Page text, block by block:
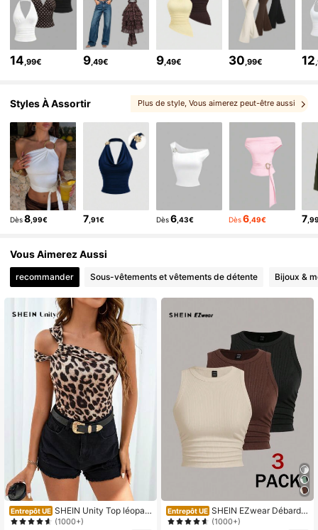
4,77 1.5M Suiveurs
1.5M Suiveurs
4,77 1.5M Suiveurs
4,77
14,99€ 9,49€ 9,49€ 30,99€ 12
Styles À Assortir Plus de style, Vous aimerez peut-être aussi
Dès8 ,99€ 7 ,91€ Dès6,43€ Dès6 ,49€ 7
Vous Aimerez Aussi
recommander Sous-vêtements et vêtements de détente Bijoux &
Entrepôt UE SHEIN Unity Top léopar
d asymétrique(1000+)
Entrepôt UE SHEIN EZwear Débarde
ur moulant tricoté pour femmes de c
(1000+)